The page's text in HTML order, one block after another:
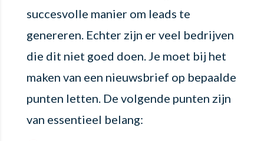
succesvolle manier om leads te
genereren. Echter zijn er veel bedrijven
die dit niet goed doen. Je moet bij het
maken van een nieuwsbrief op bepaalde
punten letten. De volgende punten zijn
van essentieel belang: